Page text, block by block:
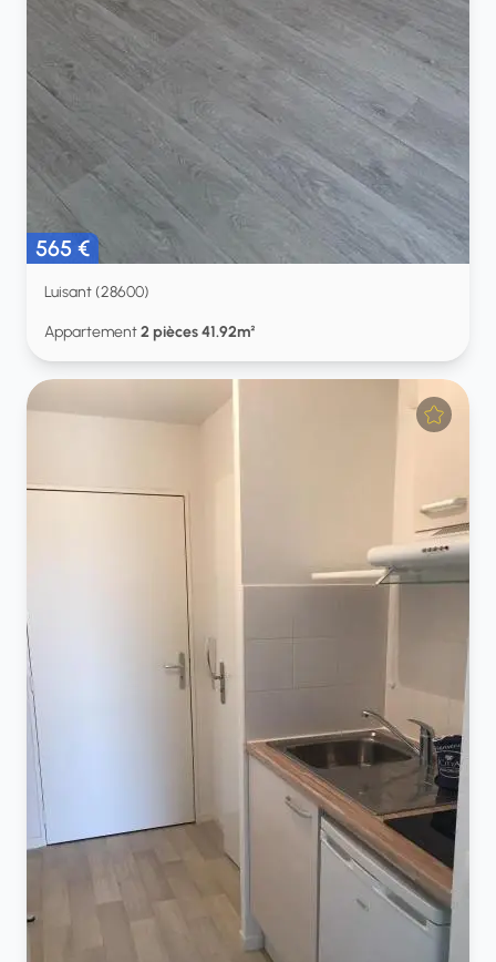
565 €
Luisant (28600)
Appartement2 pièces 41.92m²